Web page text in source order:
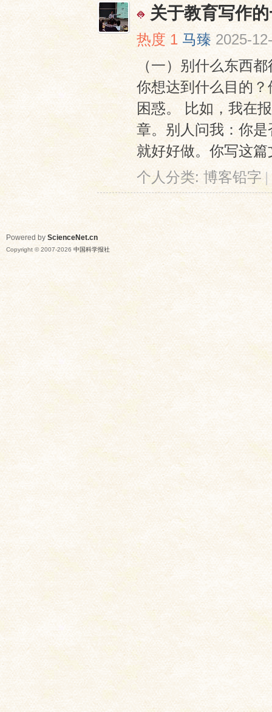
关于教育写作
热度1 马臻 2025-
（一）别什么东西
你想达到什么目的
困惑。 比如，我在
章。别人问我：你
就好好做。你写这
个人分类:博客铅字 |
Powered by ScienceNet.cn
Copyright © 2007-2026 中国科学报社